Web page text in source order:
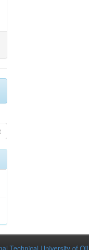
Technical University of